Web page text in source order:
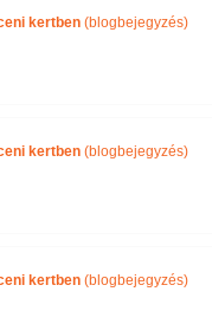
kertben (blogbejegyzés)
kertben (blogbejegyzés)
kertben (blogbejegyzés)